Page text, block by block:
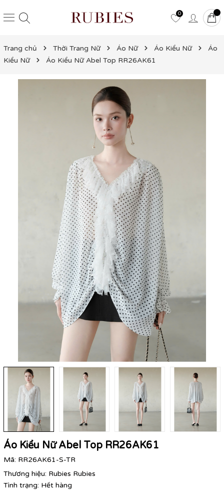
0
Trang chủ Thời Trang Nữ Áo Nữ Áo Kiểu Nữ
Áo
Kiểu Nữ
Áo Kiểu Nữ Abel Top RR26AK61
Áo Kiểu Nữ Abel Top RR26AK61
Mã: RR26AK61-S-TR
Thương hiệu: Rubies Rubies
Tình trạng: Hết hàng